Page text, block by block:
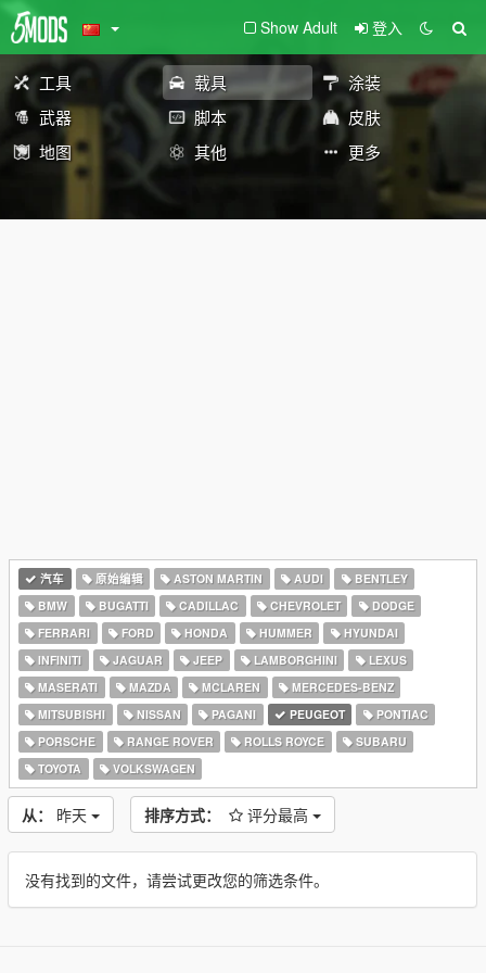
Show Adult 登入
工具 载具
涂装
武器
脚本
皮肤
地图
其他 更多
汽车 原始编辑 ASTON MARTIN AUDI
BENTLEY
BMW
BUGATTI CADILLAC CHEVROLET
DODGE
FERRARI
FORD HONDA HUMMER
HYUNDAI
INFINITI
JAGUAR JEEP LAMBORGHINI
LEXUS
MASERATI
MAZDA MCLAREN
MERCEDES-BENZ
MITSUBISHI
NISSAN PAGANI PEUGEOT
PONTIAC
PORSCHE
RANGE ROVER ROLLS ROYCE
SUBARU
TOYOTA
VOLKSWAGEN
从： 昨天 排序方式： 评分最高
没有找到的文件，请尝试更改您的筛选条件。